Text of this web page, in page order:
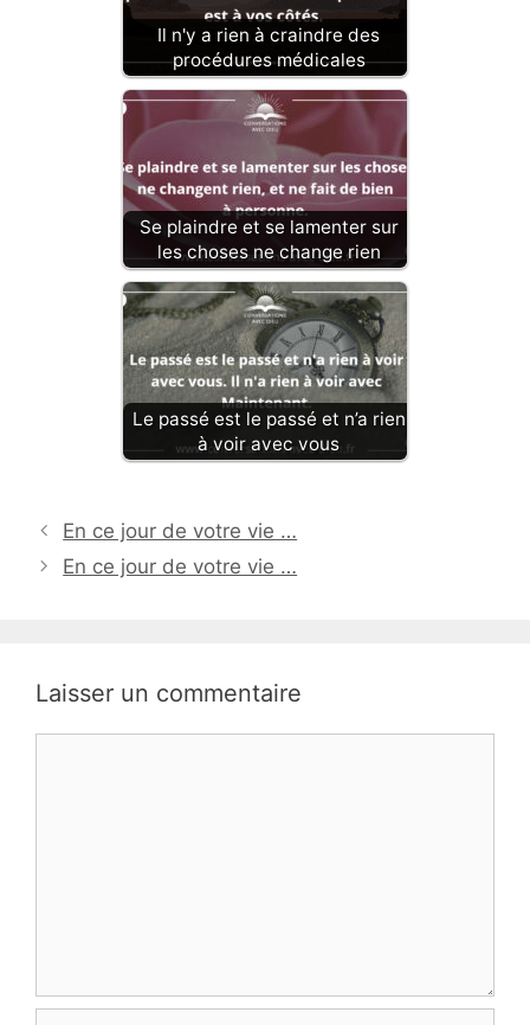
Il n'y a rien à craindre des
procédures médicales
Se plaindre et se lamenter sur
les choses ne change rien
Le passé est le passé et n’a rien
à voir avec vous
En ce jour de votre vie …
En ce jour de votre vie …
Laisser un commentaire